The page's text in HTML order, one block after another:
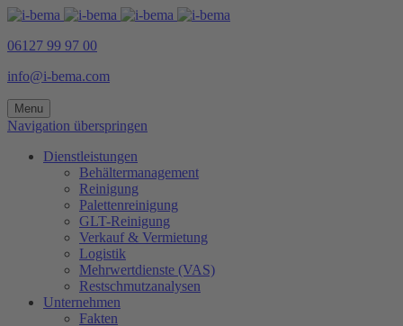
06127 99 97 00
info@i-bema.com
Menu
Navigation überspringen
Dienstleistungen
Behältermanagement
Reinigung
Palettenreinigung
GLT-Reinigung
Verkauf & Vermietung
Logistik
Mehrwertdienste (VAS)
Restschmutzanalysen
Unternehmen
Fakten